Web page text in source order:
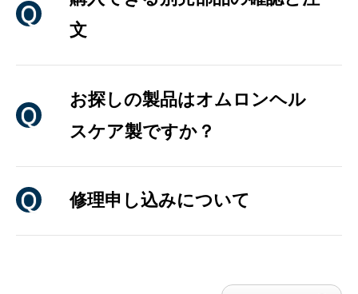
文
お探しの製品はオムロンヘル
スケア製ですか？
修理申し込みについて